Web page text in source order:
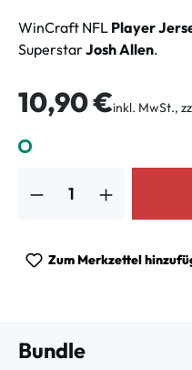
WinCraft NFL Player
SuperstarJosh Allen.
Regulärer Preis:
10,90 €inkl. MwSt.,
Zum Merkzettel
Bundle